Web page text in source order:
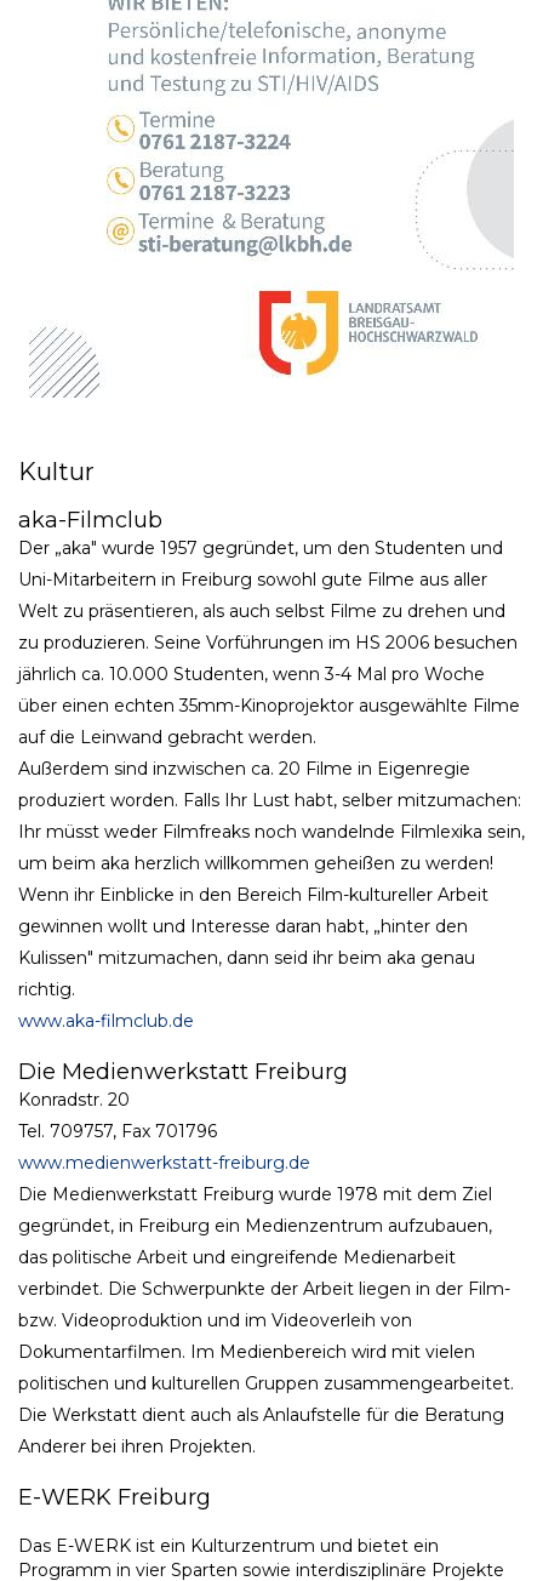
Kultur
aka-Filmclub
Der „aka" wurde 1957 gegründet, um den Studenten und
Uni-Mitarbeitern in Freiburg sowohl gute Filme aus aller
Welt zu präsentieren, als auch selbst Filme zu drehen und
zu produzieren. Seine Vorführungen im HS 2006 besuchen
jährlich ca. 10.000 Studenten, wenn 3-4 Mal pro Woche
über einen echten 35mm-Kinoprojektor ausgewählte Filme
auf die Leinwand gebracht werden.
Außerdem sind inzwischen ca. 20 Filme in Eigenregie
produziert worden. Falls Ihr Lust habt, selber mitzumachen:
Ihr müsst weder Filmfreaks noch wandelnde Filmlexika sein,
um beim aka herzlich willkommen geheißen zu werden!
Wenn ihr Einblicke in den Bereich Film-kultureller Arbeit
gewinnen wollt und Interesse daran habt, „hinter den
Kulissen" mitzumachen, dann seid ihr beim aka genau
richtig.
www.aka-filmclub.de
Die Medienwerkstatt Freiburg
Konradstr. 20
Tel. 709757, Fax 701796
www.medienwerkstatt-freiburg.de
Die Medienwerkstatt Freiburg wurde 1978 mit dem Ziel
gegründet, in Freiburg ein Medienzentrum aufzubauen,
das politische Arbeit und eingreifende Medienarbeit
verbindet. Die Schwerpunkte der Arbeit liegen in der Film-
bzw. Videoproduktion und im Videoverleih von
Dokumentarfilmen. Im Medienbereich wird mit vielen
politischen und kulturellen Gruppen zusammengearbeitet.
Die Werkstatt dient auch als Anlaufstelle für die Beratung
Anderer bei ihren Projekten.
E-WERK Freiburg
Das E-WERK ist ein Kulturzentrum und bietet ein
Programm in vier Sparten sowie interdisziplinäre Projekte